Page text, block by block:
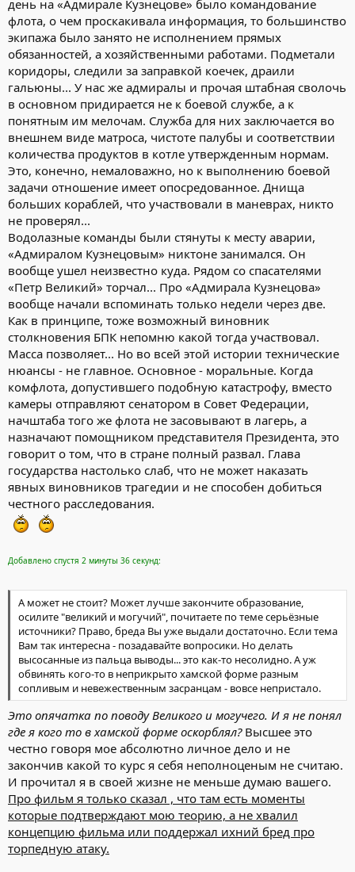
день на «Адмирале Кузнецове» было командование
флота, о чем проскакивала информация, то большинство
экипажа было занято не исполнением прямых
обязанностей, а хозяйственными работами. Подметали
коридоры, следили за заправкой коечек, драили
гальюны... У нас же адмиралы и прочая штабная сволочь
в основном придирается не к боевой службе, а к
понятным им мелочам. Служба для них заключается во
внешнем виде матроса, чистоте палубы и соответствии
количества продуктов в котле утвержденным нормам.
Это, конечно, немаловажно, но к выполнению боевой
задачи отношение имеет опосредованное. Днища
больших кораблей, что участвовали в маневрах, никто
не проверял...
Водолазные команды были стянуты к месту аварии,
«Адмиралом Кузнецовым» никтоне занимался. Он
вообще ушел неизвестно куда. Рядом со спасателями
«Петр Великий» торчал... Про «Адмирала Кузнецова»
вообще начали вспоминать только недели через две.
Как в принципе, тоже возможный виновник
столкновения БПК непомню какой тогда участвовал.
Масса позволяет... Но во всей этой истории технические
нюансы - не главное. Основное - моральные. Когда
комфлота, допустившего подобную катастрофу, вместо
камеры отправляют сенатором в Совет Федерации,
начштаба того же флота не засовывают в лагерь, а
назначают помощником представителя Президента, это
говорит о том, что в стране полный развал. Глава
государства настолько слаб, что не может наказать
явных виновников трагедии и не способен добиться
честного расследования.
Добавлено спустя 2 минуты 36 секунд:
А может не стоит? Может лучше закончите образование,
осилите "великий и могучий", почитаете по теме серьёзные
источники? Право, бреда Вы уже выдали достаточно. Если тема
Вам так интересна - позадавайте вопросики. Но делать
высосанные из пальца выводы... это как-то несолидно. А уж
обвинять кого-то в неприкрыто хамской форме разным
сопливым и невежественным засранцам - вовсе непристало.
Это опячатка по поводу Великого и могучего. И я не понял
где я кого то в хамской форме оскорблял?Высшее это
честно говоря мое абсолютно личное дело и не
закончив какой то курс я себя неполноценым не считаю.
И прочитал я в своей жизне не меньше думаю вашего.
Про фильм я только сказал , что там есть моменты
которые подтверждают мою теорию, а не хвалил
концепцию фильма или поддержал ихний бред про
торпедную атаку.